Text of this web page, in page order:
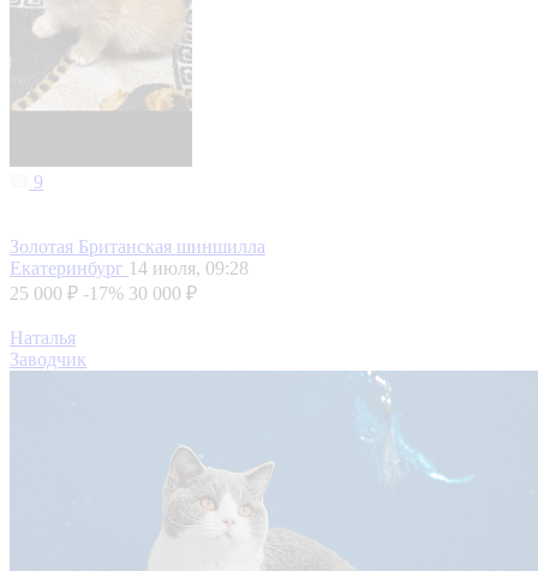
9
Золотая Британская шиншилла
Екатеринбург 14 июля, 09:28
25 000 ₽ -17% 30 000 ₽
Наталья
Заводчик